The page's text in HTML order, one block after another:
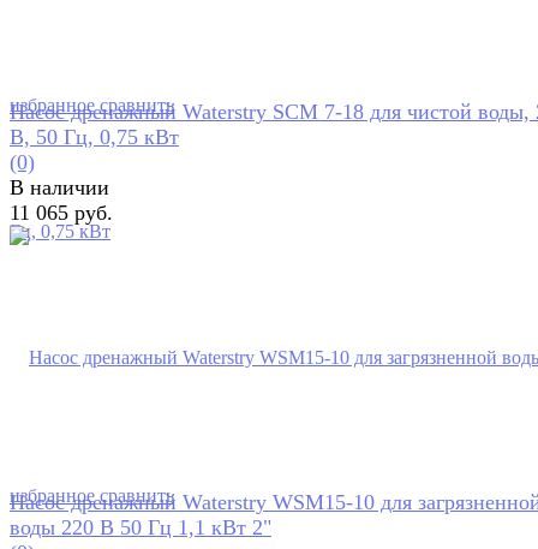
избранное сравнить
избранное сравнить
Насос дренажный Waterstry SCM 7-18 для чистой воды,
В, 50 Гц, 0,75 кВт
(0)
В наличии
11 065 руб.
Насос дренажный Waterstry WSM15-10 для
воды 220 В 50 Гц 1,1 кВт 2"